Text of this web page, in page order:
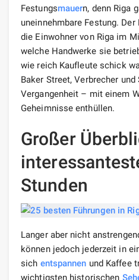
Festungsmauern, denn Riga
uneinnehmbare Festung.
die Einwohner von Riga im
welche Handwerke sie
wie reich Kaufleute schick
Baker Street, Verbrecher
Vergangenheit – mit einem
Geheimnisse enthüllen.
Großer
Stunden
Langer aber nicht
können jedoch jederzeit in
sich entspannen und Kaffee
wichtigsten historischen